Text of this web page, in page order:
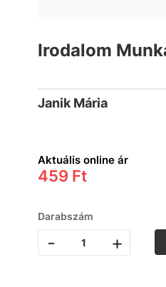
Irodalom
Janik Mária
Aktuális online ár
459 Ft
Darabszám
- +